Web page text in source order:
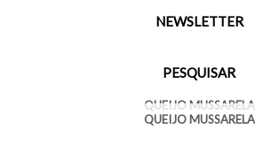
NEWSLETTER
PESQUISAR
QUEIJO MUSSARELA
QUEIJO MUSSARELA